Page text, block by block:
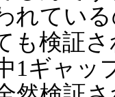
ている
も検証
1ギャッ